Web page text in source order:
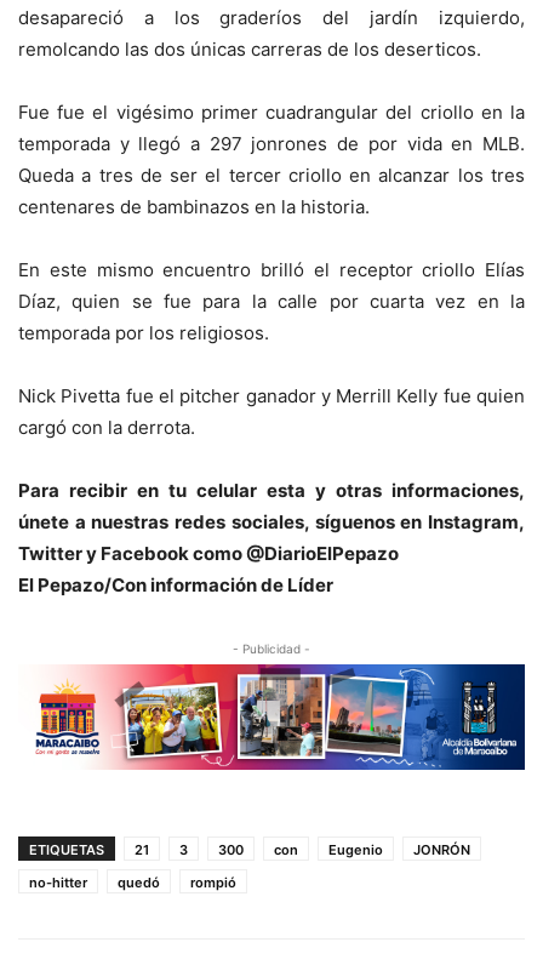
desapareció a los graderíos del jardín izquierdo,
remolcando las dos únicas carreras de los deserticos.
Fue fue el vigésimo primer cuadrangular del criollo en la
temporada y llegó a 297 jonrones de por vida en MLB.
Queda a tres de ser el tercer criollo en alcanzar los tres
centenares de bambinazos en la historia.
En este mismo encuentro brilló el receptor criollo Elías
Díaz, quien se fue para la calle por cuarta vez en la
temporada por los religiosos.
Nick Pivetta fue el pitcher ganador y Merrill Kelly fue quien
cargó con la derrota.
Para recibir en tu celular esta y otras informaciones,
únete a nuestras redes sociales, síguenos en Instagram,
Twitter y Facebook como @DiarioElPepazo
El Pepazo/Con información de Líder
- Publicidad -
ETIQUETAS 21 3 300 con Eugenio
JONRÓN
no-hitter
quedó rompió